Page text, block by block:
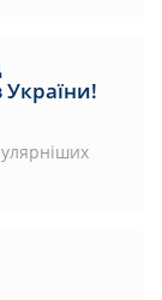
України!